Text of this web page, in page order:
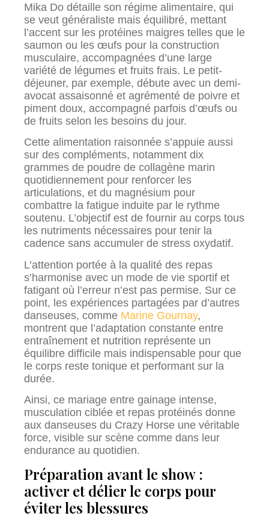
Mika Do détaille son régime alimentaire, qui
se veut généraliste mais équilibré, mettant
l’accent sur les protéines maigres telles que le
saumon ou les œufs pour la construction
musculaire, accompagnées d’une large
variété de légumes et fruits frais. Le petit-
déjeuner, par exemple, débute avec un demi-
avocat assaisonné et agrémenté de poivre et
piment doux, accompagné parfois d’œufs ou
de fruits selon les besoins du jour.
Cette alimentation raisonnée s’appuie aussi
sur des compléments, notamment dix
grammes de poudre de collagène marin
quotidiennement pour renforcer les
articulations, et du magnésium pour
combattre la fatigue induite par le rythme
soutenu. L’objectif est de fournir au corps tous
les nutriments nécessaires pour tenir la
cadence sans accumuler de stress oxydatif.
L’attention portée à la qualité des repas
s’harmonise avec un mode de vie sportif et
fatigant où l’erreur n’est pas permise. Sur ce
point, les expériences partagées par d’autres
danseuses, comme Marine Gournay,
montrent que l’adaptation constante entre
entraînement et nutrition représente un
équilibre difficile mais indispensable pour que
le corps reste tonique et performant sur la
durée.
Ainsi, ce mariage entre gainage intense,
musculation ciblée et repas protéinés donne
aux danseuses du Crazy Horse une véritable
force, visible sur scène comme dans leur
endurance au quotidien.
Préparation avant le show :
activer et délier le corps pour
éviter les blessures